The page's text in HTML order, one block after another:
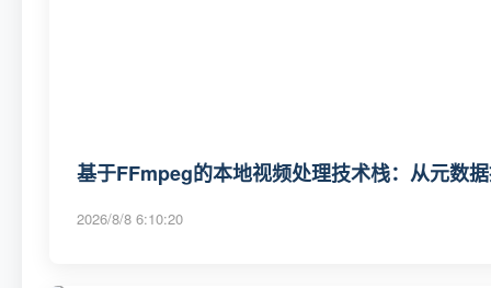
基于FFmpeg的本地视频处理技术栈：从元数
2026/8/8 6:10:20